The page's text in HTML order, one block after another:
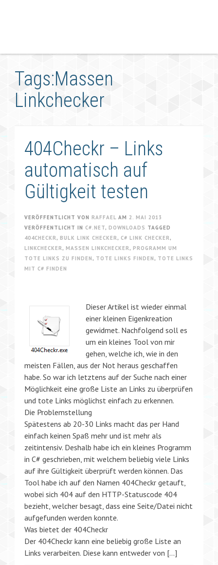
Tags:Massen
Linkchecker
404Checkr – Links
automatisch auf
Gültigkeit testen
VERÖFFENTLICHT VON RAFFAEL AM 2. MAI 2013
VERÖFFENTLICHT IN C#.NET, DOWNLOADS TAGGED
404CHECKR, BULK LINK CHECKER, C# LINK CHECKER,
LINKCHECKER, MASSEN LINKCHECKER, PROGRAMM UM
TOTE LINKS ZU FINDEN , TOTE LINKS FINDEN , TOTE LINKS
MIT C# FINDEN
Dieser Artikel ist wieder einmal
einer kleinen Eigenkreation
gewidmet. Nachfolgend soll es
um ein kleines Tool von mir
gehen, welche ich, wie in den
meisten Fällen, aus der Not heraus geschaffen
habe. So war ich letztens auf der Suche nach einer
Möglichkeit eine große Liste an Links zu überprüfen
und tote Links möglichst einfach zu erkennen.
Die Problemstellung
Spätestens ab 20-30 Links macht das per Hand
einfach keinen Spaß mehr und ist mehr als
zeitintensiv. Deshalb habe ich ein kleines Programm
in C# geschrieben, mit welchem beliebig viele Links
auf ihre Gültigkeit überprüft werden können. Das
Tool habe ich auf den Namen 404Checkr getauft,
wobei sich 404 auf den HTTP-Statuscode 404
bezieht, welcher besagt, dass eine Seite/Datei nicht
aufgefunden werden konnte.
Was bietet der 404Checkr
Der 404Checkr kann eine beliebig große Liste an
Links verarbeiten. Diese kann entweder von […]